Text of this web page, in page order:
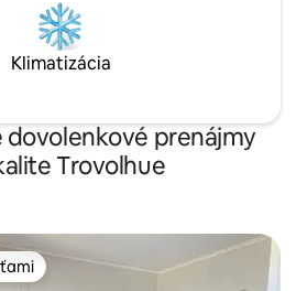
Klimatizácia
dovolenkové prenájmy
Trovolhue